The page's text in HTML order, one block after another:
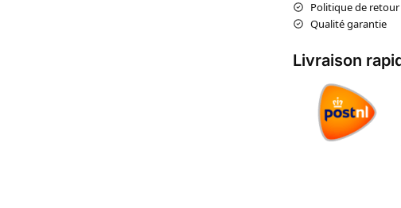
Politique de
Qualité garantie
Livraison